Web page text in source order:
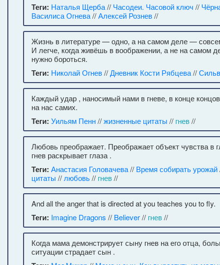
Теги: Наталья Щерба// Часодеи. Часовой ключ //
Василиса Огнева//Алексей Рознев//
Жизнь в литературе — одно, а на самом деле —
И легче, когда живёшь в воображении, а не на самом
нужно бороться.
Теги: Николай Огнев//Дневник Кости Рябцева//
Каждый удар , наносимый нами в гневе, в конце
на нас самих.
Теги: Уильям Пенн//жизненные цитаты // гнев//
Любовь преображает. Преображает объект чувства в
гнев раскрывает глаза .
Теги: Анастасия Головачева// Время собирать урожай
цитаты // любовь// гнев//
And all the anger that is directed at you teaches you to fly.
Теги: Imagine Dragons // Believer// гнев//
Когда мама демонстрирует сыну гнев на его отца,
ситуации страдает сын .